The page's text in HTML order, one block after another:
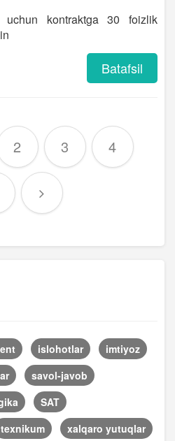
uchun kontraktga 30 foizlik
Batafsil
2 3 4
islohotlar
imtiyoz
savol-javob
SAT
texnikum
xalqaro yutuqlar